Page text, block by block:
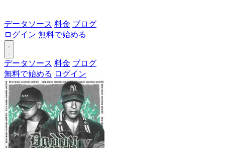
データソース 料金 ブログ
ログイン 無料で始める
データソース 料金 ブログ
無料で始める ログイン